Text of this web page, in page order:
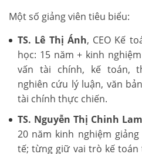
Một số giảng viên tiêu biểu:
TS. Lê Thị Ánh, CEO Kế
học: 15 năm + kinh
vấn tài chính, kế toán,
nghiên cứu lý luận, văn
tài chính thực chiến.
TS. Nguyễn Thị Chinh Lam
20 năm kinh nghiệm
tế; từng giữ vai trò kế